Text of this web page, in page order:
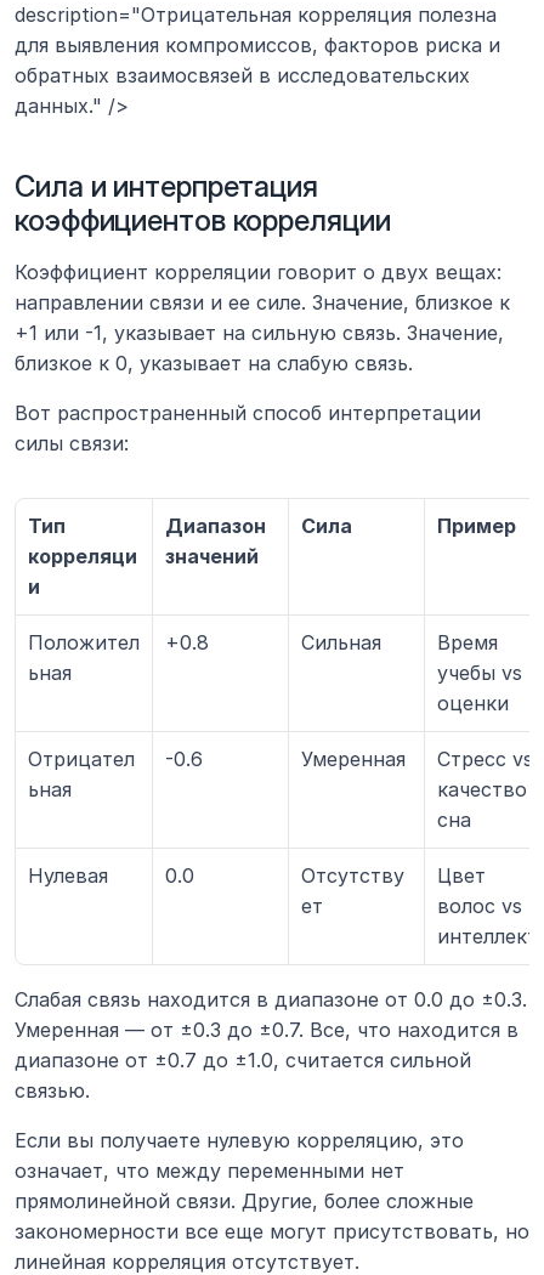
description="Отрицательная корреляция полезна
для выявления компромиссов, факторов риска и
обратных взаимосвязей в исследовательских
данных." />
Сила и интерпретация
коэффициентов корреляции
Коэффициент корреляции говорит о двух вещах:
направлении связи и ее силе. Значение, близкое к
+1 или -1, указывает на сильную связь. Значение,
близкое к 0, указывает на слабую связь.
Вот распространенный способ интерпретации
силы связи:
Тип
корреляци
и
Диапазон
значений
Сила Пример
Положител
ьная
+0.8 Сильная
Время
учебы vs
оценки
Отрицател
ьная
-0.6 Умеренная
Стресс vs
качество
сна
Нулевая 0.0
Отсутству
ет
Цвет
волос vs
интеллект
Слабая связь находится в диапазоне от 0.0 до ±0.3.
Умеренная — от ±0.3 до ±0.7. Все, что находится в
диапазоне от ±0.7 до ±1.0, считается сильной
связью.
Если вы получаете нулевую корреляцию, это
означает, что между переменными нет
прямолинейной связи. Другие, более сложные
закономерности все еще могут присутствовать, но
линейная корреляция отсутствует.